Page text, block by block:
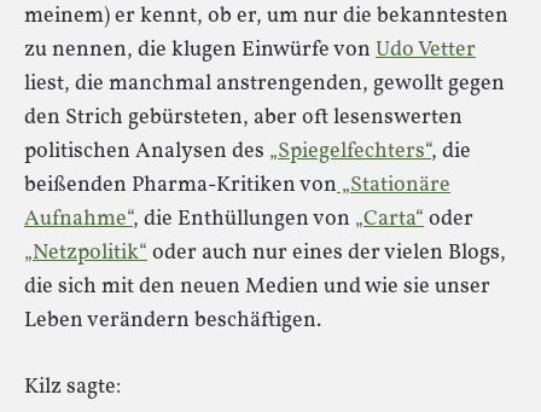
meinem) er kennt, ob er, um nur die bekanntesten
zu nennen, die klugen Einwürfe von Udo Vetter
liest, die manchmal anstrengenden, gewollt gegen
den Strich gebürsteten, aber oft lesenswerten
politischen Analysen des „Spiegelfechters“, die
beißenden Pharma-Kritiken von„Stationäre
Aufnahme“, die Enthüllungen von „Carta“oder
„Netzpolitik“oder auch nur eines der vielen Blogs,
die sich mit den neuen Medien und wie sie unser
Leben verändern beschäftigen.
Kilz sagte: